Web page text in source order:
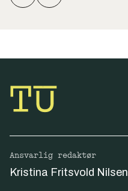
Ansvarlig redaktør
Kristina Fritsvold Nilsen